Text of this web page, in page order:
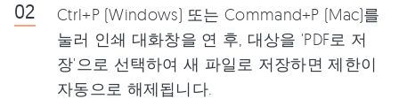
Ctrl+P (Windows) 또는 Command+P (Mac)를
눌러 인쇄 대화창을 연 후, 대상을 'PDF로 저
장'으로 선택하여 새 파일로 저장하면 제한이
자동으로 해제됩니다.